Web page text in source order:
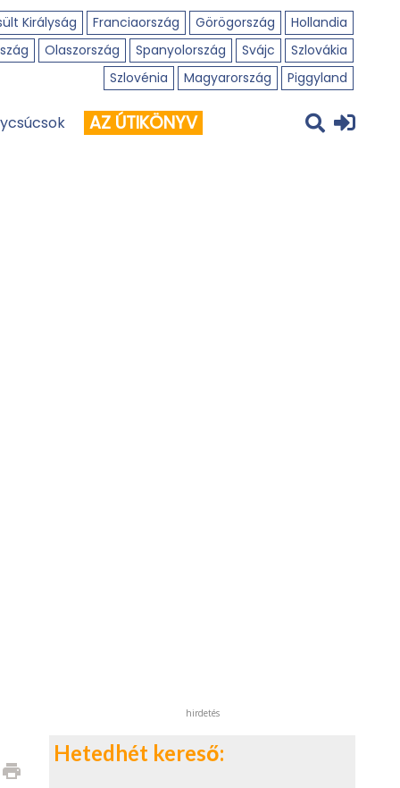
Királyság Franciaország Görögország
Hollandia
Olaszország Spanyolország Svájc
Szlovákia
Szlovénia
Magyarország Piggyland
AZ ÚTIKÖNYV
print
hirdetés
Hetedhét kereső: